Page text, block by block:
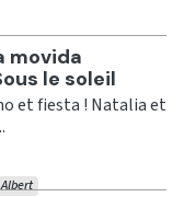
movida
le soleil
et fiesta ! Natalia et